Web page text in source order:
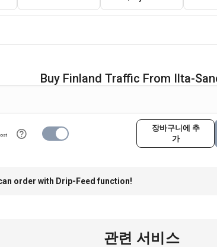
Buy Finland Traffic From Ilta-
장바구니에 추
가
order with Drip-Feed function!
관련 서비스